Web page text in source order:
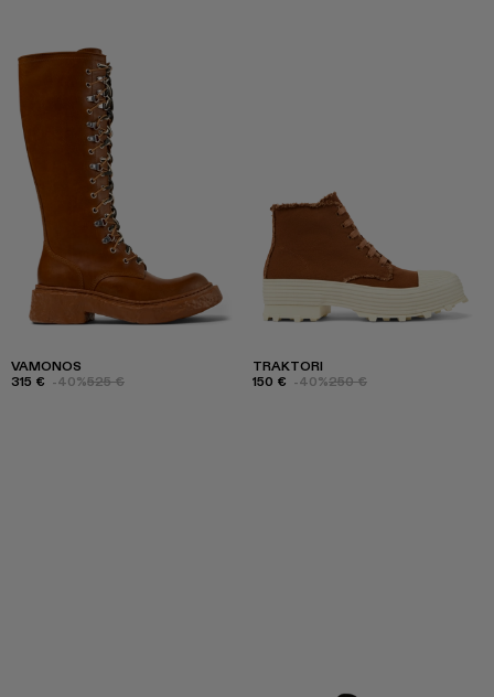
VAMONOS
315 € -40%525 €
TRAKTORI
150 € -40%250 €